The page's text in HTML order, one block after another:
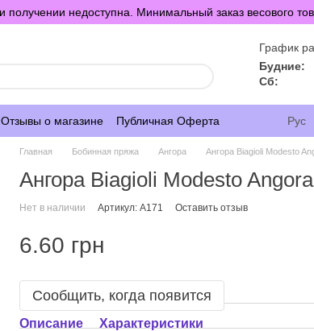
недоступна. Минимальный заказ весового
График
Будние:
Сб:
Отзывы о магазине Публичная Оферта Рус
Главная Бобинная пряжа Ангора Ангора Biagioli Modesto
Ангора Biagioli Modesto
Нет в наличии Артикул: A171 Оставить отзыв
6.60 грн
Сообщить, когда появится
Описание
Характеристики